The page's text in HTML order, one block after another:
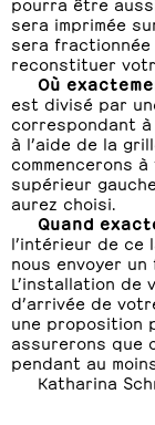
sera imprimée
sera
reconstituer
Où
est divisé par
correspondant à
à l’aide de la
commencerons
supérieur
aurez choisi.
Quand
l’intérieur de ce
nous envoyer
L’installation de
d’arrivée de
une proposition
assurerons que
pendant au
Katharina